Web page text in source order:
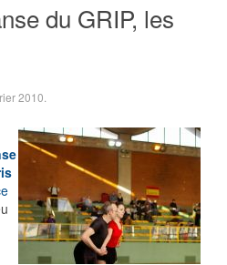
du GRIP, les
2010